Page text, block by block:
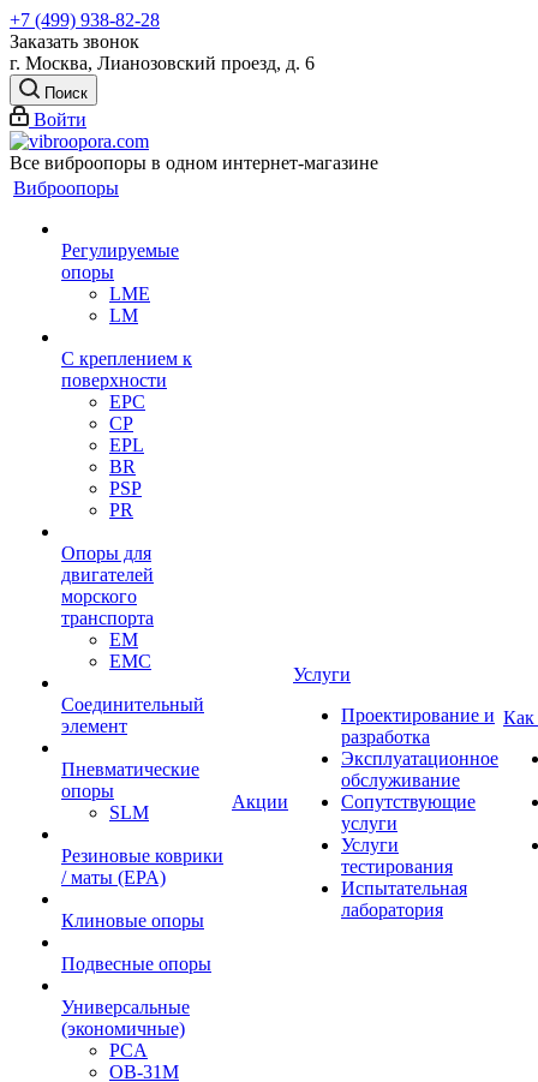
+7 (499) 938-82-28
Заказать звонок
г. Москва, Лианозовский проезд, д. 6
Поиск
Войти
Все виброопоры в одном интернет-магазине
Виброопоры
Регулируемые
опоры
LME
LM
С креплением к
поверхности
EPC
CP
EPL
BR
PSP
PR
Опоры для
двигателей
морского
транспорта
EM
EMC
Cоединительный
элемент
Пневматические
опоры
SLM
Резиновые коврики
/ маты (EPA)
Клиновые опоры
Подвесные опоры
Универсальные
(экономичные)
PCA
ОВ-31М
Акции
Услуги
Проектирование и
разработка
Эксплуатационное
обслуживание
Сопутствующие
услуги
Услуги
тестирования
Испытательная
лаборатория
Как